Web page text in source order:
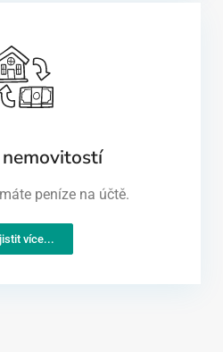
peníze na účtě.
více...